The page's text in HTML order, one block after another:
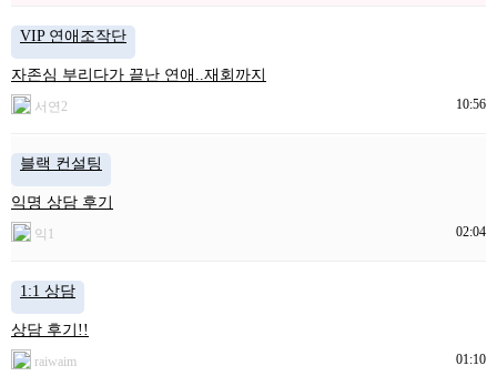
VIP 연애조작단
자존심 부리다가 끝난 연애..재회까지
서연2 10:56
블랙 컨설팅
익명 상담 후기
익1 02:04
1:1 상담
상담 후기!!
raiwaim 01:10